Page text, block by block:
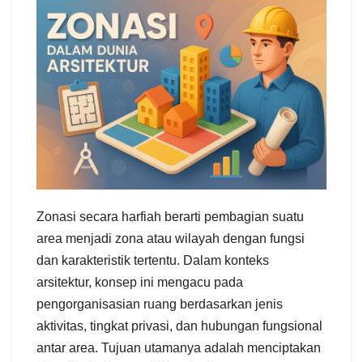
Zonasi secara harfiah berarti pembagian suatu
area menjadi zona atau wilayah dengan fungsi
dan karakteristik tertentu. Dalam konteks
arsitektur, konsep ini mengacu pada
pengorganisasian ruang berdasarkan jenis
aktivitas, tingkat privasi, dan hubungan fungsional
antar area. Tujuan utamanya adalah menciptakan